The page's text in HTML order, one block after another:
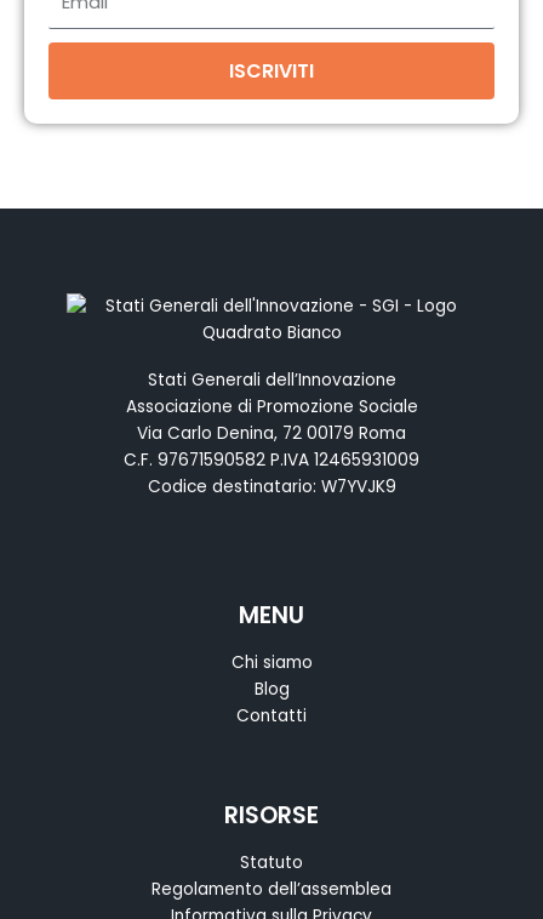
ISCRIVITI
Stati Generali dell’Innovazione
Associazione di Promozione Sociale
Via Carlo Denina, 72 00179 Roma
C.F. 97671590582 P.IVA 12465931009
Codice destinatario: W7YVJK9
MENU
Chi siamo
Blog
Contatti
RISORSE
Statuto
Regolamento dell’assemblea